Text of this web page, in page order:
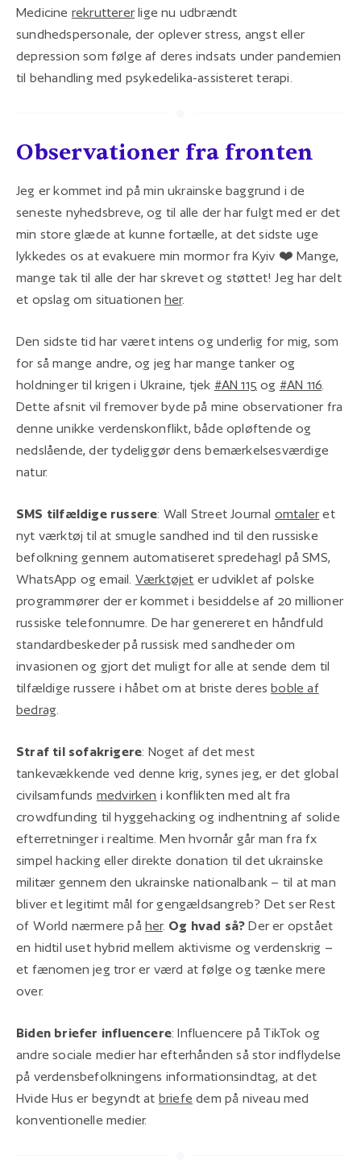
Medicine rekruttererlige nu udbrændt
sundhedspersonale, der oplever stress, angst eller
depression som følge af deres indsats under pandemien
til behandling med psykedelika-assisteret terapi.
Observationer fra fronten
Jeg er kommet ind på min ukrainske baggrund i de
seneste nyhedsbreve, og til alle der har fulgt med er det
min store glæde at kunne fortælle, at det sidste uge
lykkedes os at evakuere min mormor fra Kyiv ❤️ Mange,
mange tak til alle der har skrevet og støttet! Jeg har delt
et opslag om situationen her.
Den sidste tid har været intens og underlig for mig, som
for så mange andre, og jeg har mange tanker og
holdninger til krigen i Ukraine, tjek #AN 115 og #AN 116.
Dette afsnit vil fremover byde på mine observationer fra
denne unikke verdenskonflikt, både opløftende og
nedslående, der tydeliggør dens bemærkelsesværdige
natur.
SMS tilfældige russere: Wall Street Journal omtaleret
nyt værktøj til at smugle sandhed ind til den russiske
befolkning gennem automatiseret spredehagl på SMS,
WhatsApp og email. Værktøjet er udviklet af polske
programmører der er kommet i besiddelse af 20 millioner
russiske telefonnumre. De har genereret en håndfuld
standardbeskeder på russisk med sandheder om
invasionen og gjort det muligt for alle at sende dem til
tilfældige russere i håbet om at briste deresboble af
bedrag.
Straf til sofakrigere: Noget af det mest
tankevækkende ved denne krig, synes jeg, er det global
civilsamfunds medvirken i konflikten med alt fra
crowdfunding til hyggehacking og indhentning af solide
efterretninger i realtime. Men hvornår går man fra fx
simpel hacking eller direkte donation til det ukrainske
militær gennem den ukrainske nationalbank – til at man
bliver et legitimt mål for gengældsangreb? Det ser Rest
of World nærmere på her. Og hvad så? Der er opstået
en hidtil uset hybrid mellem aktivisme og verdenskrig –
et fænomen jeg tror er værd at følge og tænke mere
over.
Biden briefer influencere: Influencere på TikTok og
andre sociale medier har efterhånden så stor indflydelse
på verdensbefolkningens informationsindtag, at det
Hvide Hus er begyndt at briefe dem på niveau med
konventionelle medier.